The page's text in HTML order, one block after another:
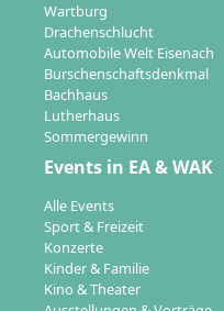
Wartburg
Drachenschlucht
Automobile Welt Eisenach
Burschenschaftsdenkmal
Bachhaus
Lutherhaus
Sommergewinn
Events in EA & WAK
Alle Events
Sport & Freizeit
Konzerte
Kinder & Familie
Kino & Theater